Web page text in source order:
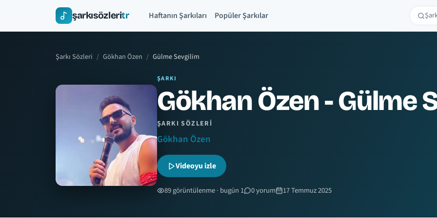
şarkısözleritr Haftanın Şarkıları Popüler Şarkılar Ara
Şarkı Sözleri Gökhan Özen Gülme Sevgilim
ŞARKI
Gökhan Özen - Gülme
ŞARKI SÖZLERI
Gökhan Özen
Videoyu izle
89 görüntülenme · bugün 1 0 yorum 17 Temmuz 2025